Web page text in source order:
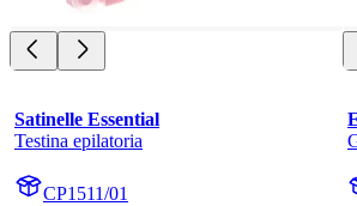
Satinelle Essential
Testina epilatoria
CP1511/01